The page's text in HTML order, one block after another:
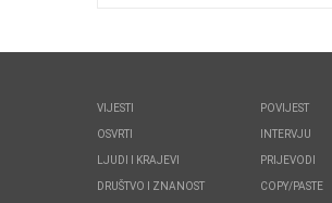
VIJESTI
OSVRTI
LJUDI I KRAJEVI
DRUŠTVO I ZNANOST
POVIJEST
INTERVJU
PRIJEVODI
COPY/PASTE